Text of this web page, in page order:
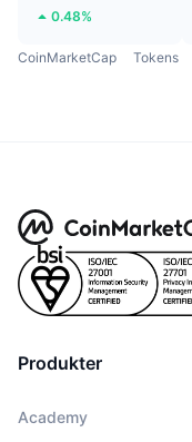
0.48%
CoinMarketCap Tokens
Produkter
Academy